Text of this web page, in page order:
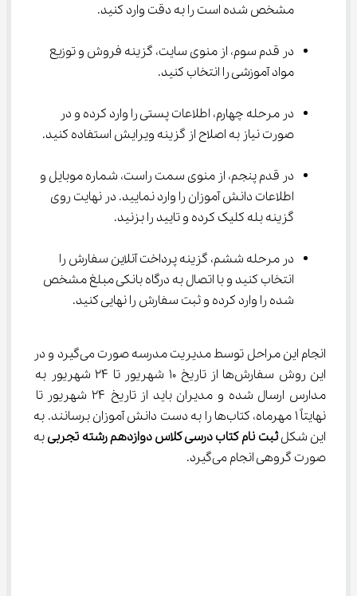
مشخص شده است را به دقت وارد کنید.
در قدم سوم، از منوی سایت، گزینه فروش و توزیع
مواد آموزشی را انتخاب کنید.
در مرحله چهارم، اطلاعات پستی را وارد کرده و در
صورت نیاز به اصلاح از گزینه ویرایش استفاده کنید.
در قدم پنجم، از منوی سمت راست، شماره موبایل و
اطلاعات دانش آموزان را وارد نمایید. در نهایت روی
گزینه بله کلیک کرده و تایید را بزنید.
در مرحله ششم، گزینه پرداخت آنلاین سفارش را
انتخاب کنید و با اتصال به درگاه بانکی مبلغ مشخص
شده را وارد کرده و ثبت سفارش را نهایی کنید.
انجام این مراحل توسط مدیریت مدرسه صورت می‌گیرد و در
این روش سفارش‌ها از تاریخ ۱۰ شهریور تا ۲۴ شهریور به
مدارس ارسال شده و مدیران باید از تاریخ ۲۴ شهریور تا
نهایتاً ۱ مهرماه، کتاب‌ها را به دست دانش آموزان برسانند. به
این شکل ثبت نام کتاب درسی کلاس دوازدهم رشته تجربی به
صورت گروهی انجام می‌گیرد.